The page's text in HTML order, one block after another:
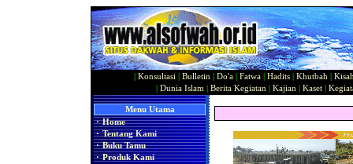
Konsultasi Bulletin Do'a Fatwa Hadits Khutbah
Dunia Islam Berita Kegiatan Kajian Kaset|
Menu Utama
· Home
· Tentang Kami
· Buku Tamu
· Produk Kami